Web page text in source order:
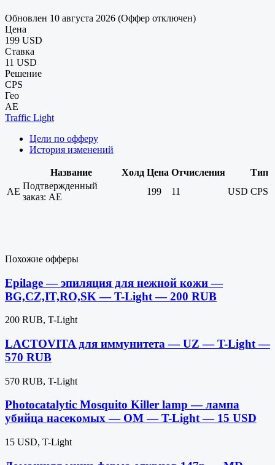
Обновлен 10 августа 2026 (Оффер отключен)
Цена
199 USD
Ставка
11 USD
Решение
CPS
Гео
AE
Traffic Light
Цели по офферу
История изменений
Название Холд Цена Отчисления
Тип
AE
Подтвержденный
заказ: AE
199 11 USD CPS
Похожие офферы
Epilage — эпиляция для нежной кожи —
BG,CZ,IT,RO,SK — T-Light — 200 RUB
200 RUB, T-Light
LACTOVITA для иммунитета — UZ — T-Light —
570 RUB
570 RUB, T-Light
Photocatalytic Mosquito Killer lamp — лампа
убийца насекомых — OM — T-Light — 15 USD
15 USD, T-Light